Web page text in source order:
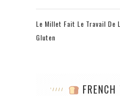
Le Millet Fait Le Travail De
Gluten